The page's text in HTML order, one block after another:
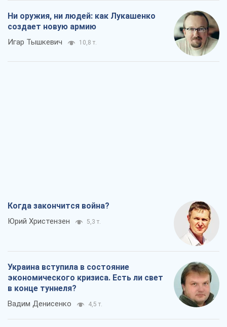
Ни оружия, ни людей: как Лукашенко
создает новую армию
Игар Тышкевич 10,8 т.
Когда закончится война?
Юрий Христензен 5,3 т.
Украина вступила в состояние
экономического кризиса. Есть ли свет
в конце туннеля?
Вадим Денисенко 4,5 т.